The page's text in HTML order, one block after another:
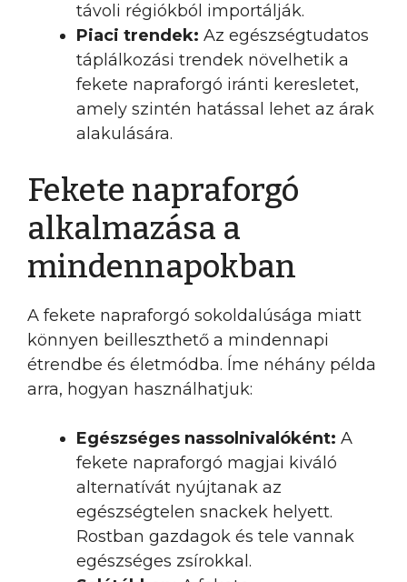
távoli régiókból importálják.
Piaci trendek: Az egészségtudatos
táplálkozási trendek növelhetik a
fekete napraforgó iránti keresletet,
amely szintén hatással lehet az árak
alakulására.
Fekete napraforgó
alkalmazása a
mindennapokban
A fekete napraforgó sokoldalúsága miatt
könnyen beilleszthető a mindennapi
étrendbe és életmódba. Íme néhány példa
arra, hogyan használhatjuk:
Egészséges nassolnivalóként: A
fekete napraforgó magjai kiváló
alternatívát nyújtanak az
egészségtelen snackek helyett.
Rostban gazdagok és tele vannak
egészséges zsírokkal.